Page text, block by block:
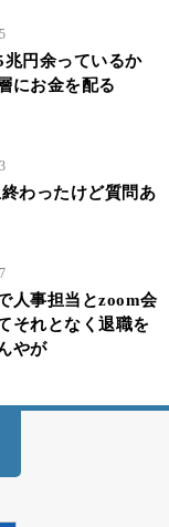
兆円余っているか
にお金を配る
わったけど質問あ
人事担当とzoom会
それとなく退職を
やが